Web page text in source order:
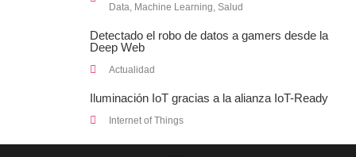
Data, Machine Learning, Salud
Detectado el robo de datos a gamers desde la
Deep Web
Actualidad
Iluminación IoT gracias a la alianza IoT-Ready
Internet of Things